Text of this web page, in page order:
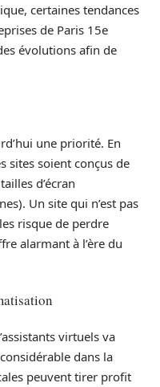
certaines tendances
de Paris 15e
évolutions afin de
une priorité. En
sites soient conçus de
d’écran
Un site qui n’est pas
risque de perdre
alarmant à l’ère du
virtuels va
dans la
peuvent tirer profit